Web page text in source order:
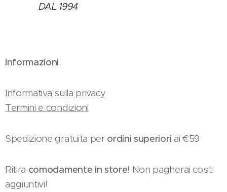
DAL 1994
Informazioni
Informativa sulla privacy
Termini e condizioni
Spedizione gratuita perordini superiori ai €59
Ritira comodamente in store! Non pagherai costi
aggiuntivi!